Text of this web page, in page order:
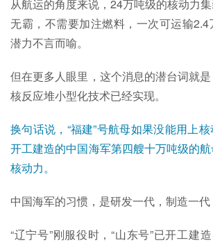
从航运的角度来说，24万吨级的核动力
无霸，不需要加注燃料，一次可运输
潜力不言而喻。
但在更多人眼里，这个消息的潜台词就
核反应堆小型化技术已经实现。
换句话说，“福建”号航母如果没能用上
开工建造的中国海军第四艘十万吨级的
核动力。
中国海军的习惯，是研发一代，制造一代
“辽宁号”刚服役时，“山东号”已开工建